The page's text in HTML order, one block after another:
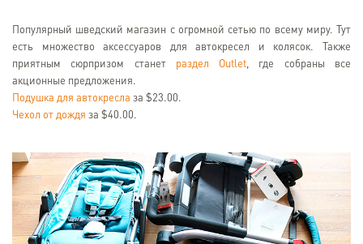
Популярный шведский магазин с огромной сетью по всему миру. Тут
есть множество аксессуаров для автокресел и колясок. Также
приятным сюрпризом станет раздел Outlet , где собраны все
акционные предложения.
Подушка для автокресла за $23.00.
Чехол от дождя за $40.00.